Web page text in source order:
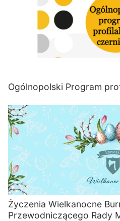
Ogólnopolski Program
Życzenia Wielkanocne
Przewodniczącego Rady